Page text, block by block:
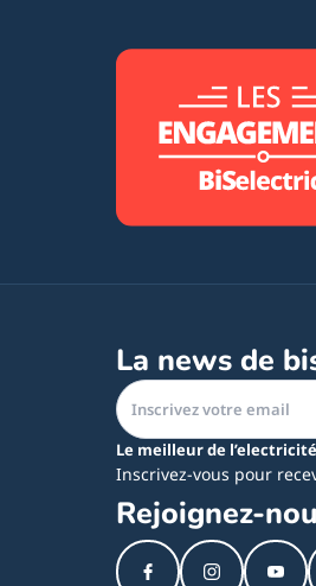
La news de
Le meilleur de
Inscrivez-vous pour
Rejoignez-